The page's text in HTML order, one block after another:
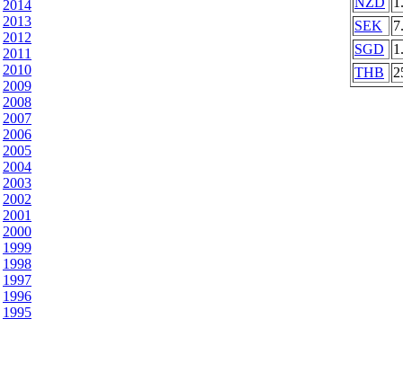
2014
2013
2012
2011
2010
2009
2008
2007
2006
2005
2004
2003
2002
2001
2000
1999
1998
1997
1996
1995
SEK
SGD
THB